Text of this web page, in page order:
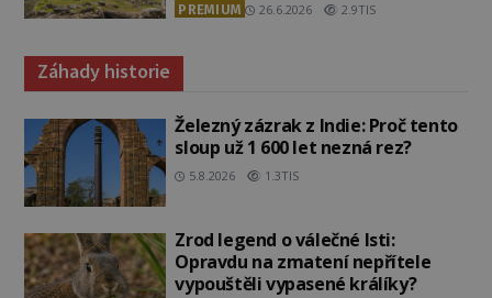
PREMIUM 26.6.2026 2.9TIS
Záhady historie
Železný zázrak z Indie: Proč tento
sloup už 1 600 let nezná rez?
5.8.2026 1.3TIS
Zrod legend o válečné lsti:
Opravdu na zmatení nepřítele
vypouštěli vypasené králíky?